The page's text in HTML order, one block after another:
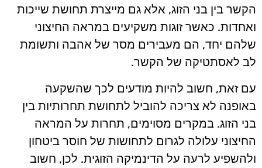
הקשר בין בני הזוג, אלא גם מייצרת תחושת שייכות
ואחדות. כאשר זוגות משקיעים במראה החיצוני
שלהם יחד, הם מעבירים מסר של אהבה ותשומת
לב לאסתטיקה של הקשר.
עם זאת, חשוב להיות מודעים לכך שהשקעה
באופנה לא צריכה להוביל לתחושת תחרותיות בין
בני הזוג. במקרים מסוימים, תחרות על המראה
החיצוני עלולה לגרום לתחושות של חוסר ביטחון
ולהשפיע לרעה על הדינמיקה הזוגית. לכן, חשוב